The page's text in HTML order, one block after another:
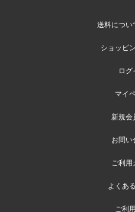
送料につい
ショッピ
ログ
マイ
新規会
お問い
ご利用
よくあ
ご利